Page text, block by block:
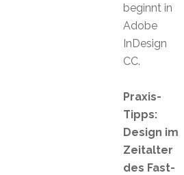
beginnt in
Adobe
InDesign
CC.
Praxis-
Tipps:
Design im
Zeitalter
des Fast-